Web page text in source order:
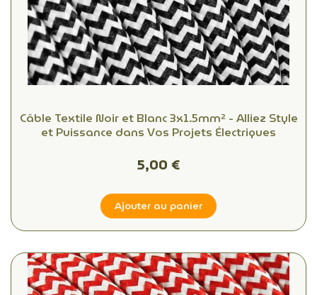
Câble Textile Noir et Blanc 3x1.5mm² - Alliez Style
et Puissance dans Vos Projets Électriques
5,00 €
Ajouter au panier